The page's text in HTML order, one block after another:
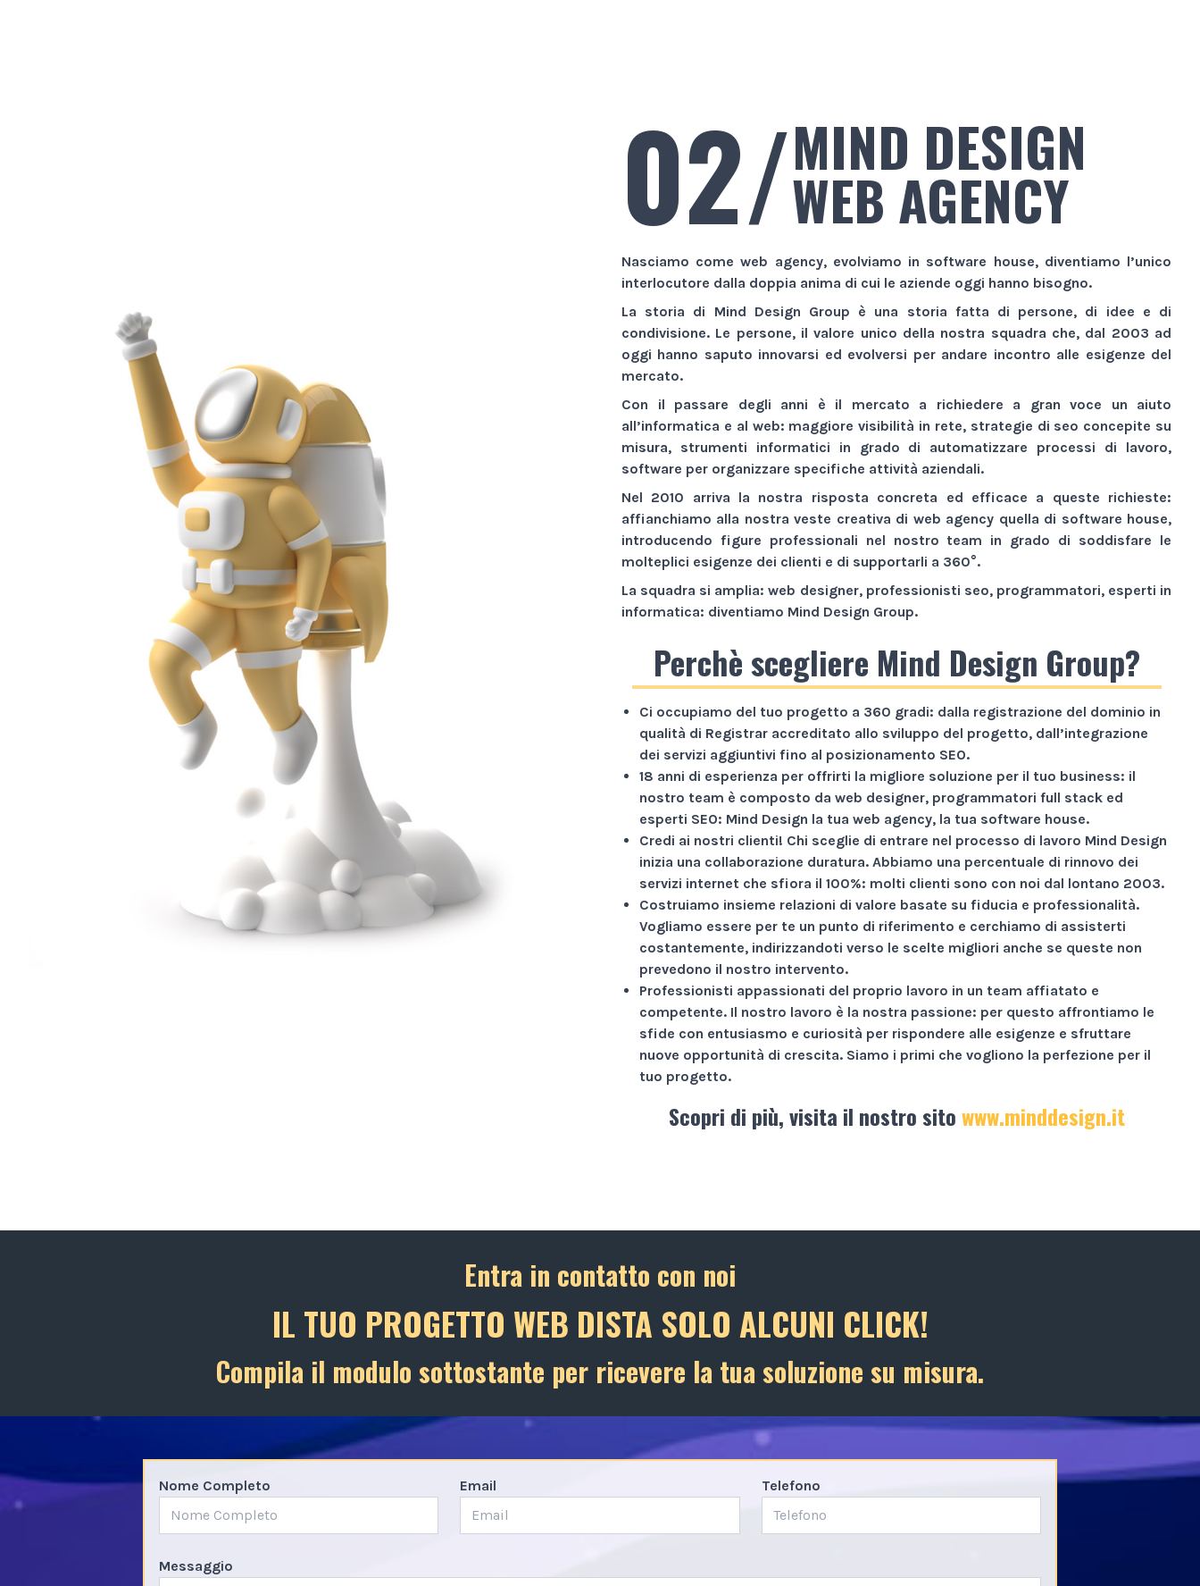
02/MIND DESIGN
WEB AGENCY
Nasciamo comeweb agency, evolviamo in software house, diventiamo l’unico
interlocutore dalla doppia anima di cui le aziende oggi hanno bisogno.
La storia di Mind Design Group è una storia fatta di persone, di idee e di
condivisione. Le persone, il valore unico della nostra squadra che, dal 2003 ad
oggi hanno saputo innovarsi ed evolversi per andare incontro alle esigenze del
mercato.
Con il passare degli anni è il mercato a richiedere a gran voce un aiuto
all’informatica e al web: maggiore visibilità in rete, strategie di seo concepite su
misura, strumenti informatici in grado di automatizzare processi di lavoro,
software per organizzare specifiche attività aziendali.
Nel 2010 arriva la nostra risposta concreta ed efficace a queste richieste:
affianchiamo alla nostra veste creativa di web agency quella di software house,
introducendo figure professionali nel nostro team in grado di soddisfare le
molteplici esigenze dei clienti e di supportarli a 360°.
La squadra si amplia: web designer, professionisti seo, programmatori, esperti in
informatica: diventiamo Mind Design Group.
Perchè scegliere Mind Design Group?
Ci occupiamo del tuo progetto a 360 gradi: dalla registrazione del dominio in
qualità di Registrar accreditato allo sviluppo del progetto, dall’integrazione
dei servizi aggiuntivi fino al posizionamento SEO.
18 anni di esperienza per offrirti la migliore soluzione per il tuo business: il
nostro team è composto da web designer, programmatori full stack ed
esperti SEO: Mind Design la tua web agency, la tua software house.
Credi ai nostri clienti! Chi sceglie di entrare nel processo di lavoro Mind Design
inizia una collaborazione duratura. Abbiamo una percentuale di rinnovo dei
servizi internet che sfiora il 100%: molti clienti sono con noi dal lontano 2003.
Costruiamo insieme relazioni di valore basate su fiducia e professionalità.
Vogliamo essere per te un punto di riferimento e cerchiamo di assisterti
costantemente, indirizzandoti verso le scelte migliori anche se queste non
prevedono il nostro intervento.
Professionisti appassionati del proprio lavoro in un team affiatato e
competente. Il nostro lavoro è la nostra passione: per questo affrontiamo le
sfide con entusiasmo e curiosità per rispondere alle esigenze e sfruttare
nuove opportunità di crescita. Siamo i primi che vogliono la perfezione per il
tuo progetto.
Scopri di più, visita il nostro sitowww.minddesign.it
Entra in contatto con noi
IL TUO PROGETTO WEB DISTA SOLO ALCUNI CLICK!
Compila il modulo sottostante per ricevere la tua soluzione su misura.
Nome Completo Email Telefono
Messaggio